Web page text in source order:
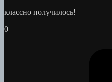
классно получилось!
0